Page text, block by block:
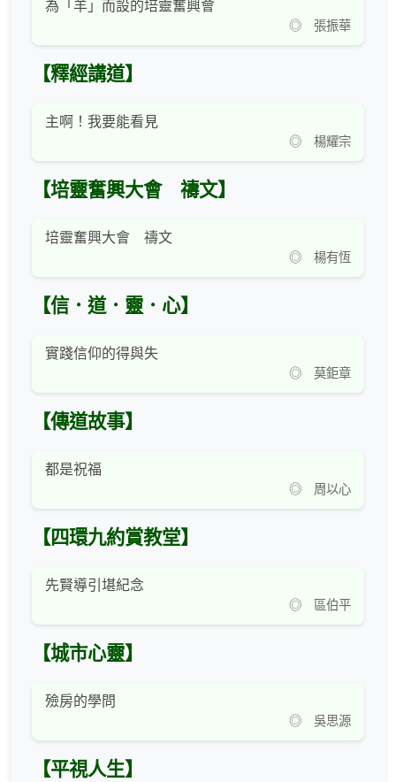
為「羊」而設的培靈奮興會
◎ 張振華
【釋經講道】
主啊！我要能看見
◎ 楊耀宗
【培靈奮興大會 禱文】
培靈奮興大會 禱文
◎ 楊有恆
【信．道．靈．心】
實踐信仰的得與失
◎ 莫鉅章
【傳道故事】
都是祝福
◎ 周以心
【四環九約賞教堂】
先賢導引堪紀念
◎ 區伯平
【城市心靈】
殮房的學問
◎ 吳思源
【平視人生】